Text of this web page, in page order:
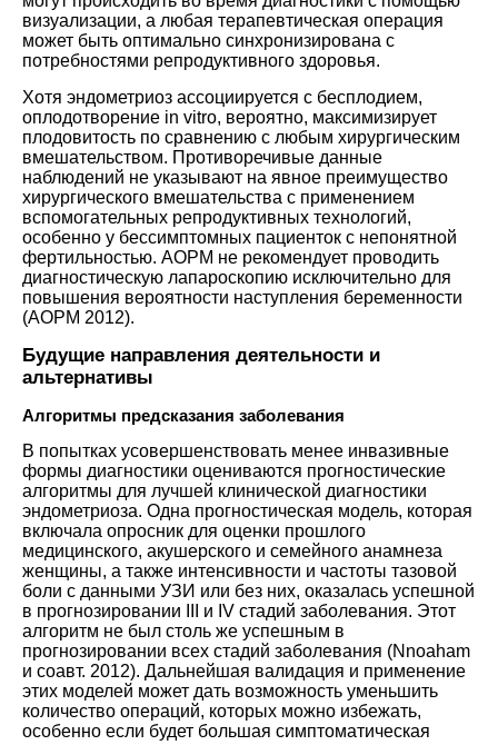
визуализации, а любая терапевтическая операция
может быть оптимально синхронизирована с
потребностями репродуктивного здоровья.
Хотя эндометриоз ассоциируется с бесплодием,
оплодотворение in vitro, вероятно, максимизирует
плодовитость по сравнению с любым хирургическим
вмешательством. Противоречивые данные
наблюдений не указывают на явное преимущество
хирургического вмешательства с применением
вспомогательных репродуктивных технологий,
особенно у бессимптомных пациенток с непонятной
фертильностью. АОРМ не рекомендует проводить
диагностическую лапароскопию исключительно для
повышения вероятности наступления беременности
(АОРМ 2012).
Будущие направления деятельности и
альтернативы
Алгоритмы предсказания заболевания
В попытках усовершенствовать менее инвазивные
формы диагностики оцениваются прогностические
алгоритмы для лучшей клинической диагностики
эндометриоза. Одна прогностическая модель, которая
включала опросник для оценки прошлого
медицинского, акушерского и семейного анамнеза
женщины, а также интенсивности и частоты тазовой
боли с данными УЗИ или без них, оказалась успешной
в прогнозировании III и IV стадий заболевания. Этот
алгоритм не был столь же успешным в
прогнозировании всех стадий заболевания (Nnoaham
и соавт. 2012). Дальнейшая валидация и применение
этих моделей может дать возможность уменьшить
количество операций, которых можно избежать,
особенно если будет большая симптоматическая